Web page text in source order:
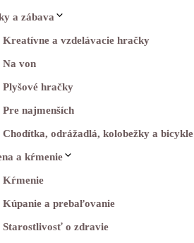
a zábava
Kreatívne a vzdelávacie hračky
Na von
Plyšové hračky
Pre najmenších
Chodítka, odrážadlá, kolobežky a bicykle
a kŕmenie
Kŕmenie
Kúpanie a prebaľovanie
Starostlivosť o zdravie